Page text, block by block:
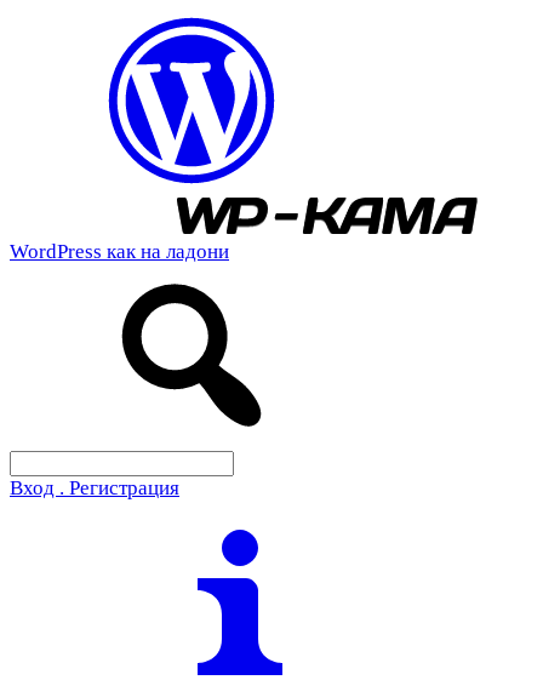
WordPress как на ладони
Вход . Регистрация